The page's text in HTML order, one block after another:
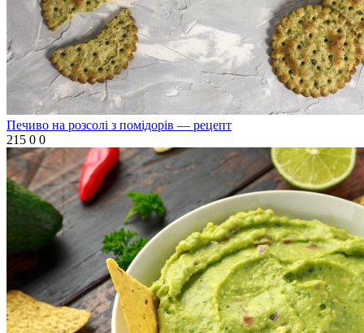
Печиво на розсолі з помідорів — рецепт
215 0 0